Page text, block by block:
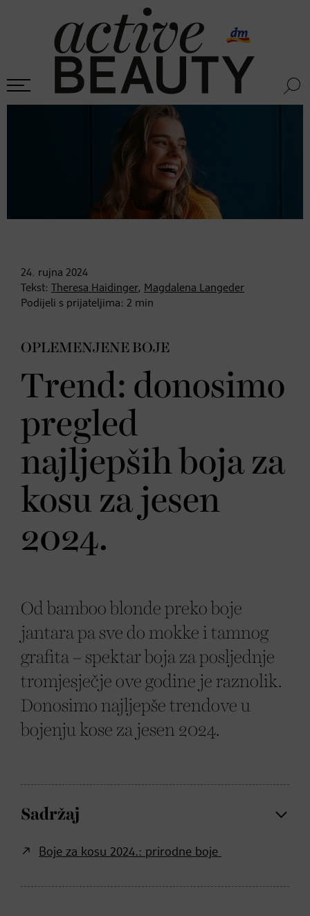
24. rujna 2024
Tekst:
Theresa Haidinger, Magdalena Langeder
Podijeli s prijateljima: 2 min
OPLEMENJENE BOJE
Trend: donosimo
pregled
najljepših boja za
kosu za jesen
2024.
Od bamboo blonde preko boje
jantara pa sve do mokke i tamnog
grafita – spektar boja za posljednje
tromjesječje ove godine je raznolik.
Donosimo najljepše trendove u
bojenju kose za jesen 2024.
Sadržaj
Boje za kosu 2024.: prirodne boje